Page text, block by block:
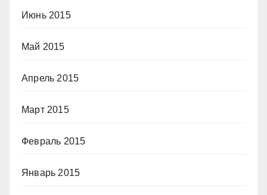
Июнь 2015
Май 2015
Апрель 2015
Март 2015
Февраль 2015
Январь 2015